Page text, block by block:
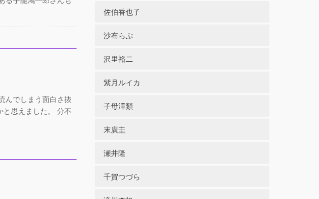
んでしまう面白さ抜
思えました。 分不
佐伯香也子
沙布らぶ
沢里裕二
紫月ルイカ
子母澤類
末廣圭
瀬井隆
千賀つづら